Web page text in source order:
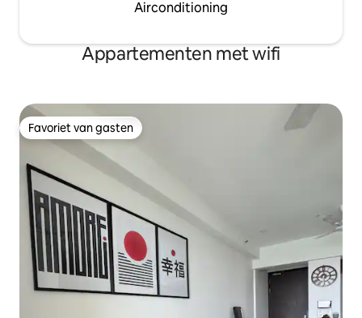
Airconditioning
Appartementen met wifi
Favoriet van gasten
Favoriet van gasten